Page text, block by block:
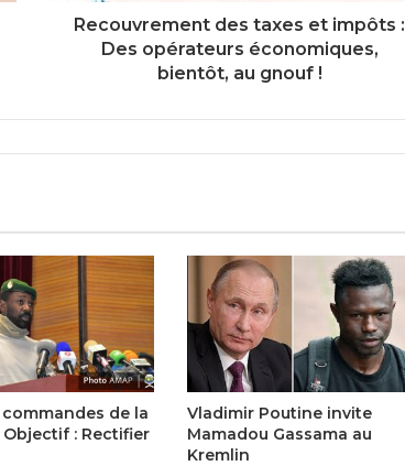
Recouvrement des taxes et impôts :
Des opérateurs économiques,
bientôt, au gnouf !
de la
: Rectifier
Vladimir Poutine invite
Mamadou Gassama au
Kremlin